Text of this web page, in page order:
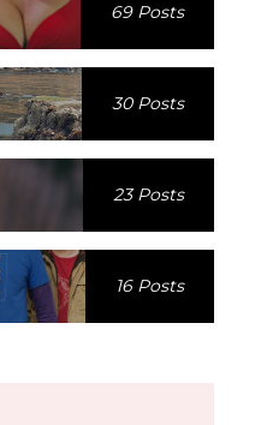
69 Posts
30 Posts
23 Posts
16 Posts